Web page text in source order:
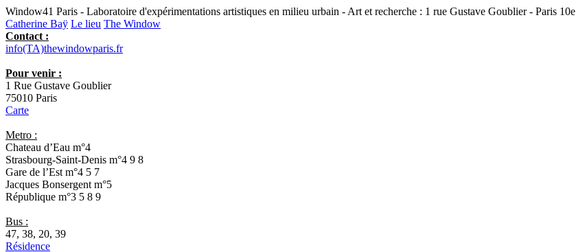
Window41 Paris - Laboratoire d'expérimentations artistiques en milieu urbain - Art et recherche : 1 rue Gustave Goublier - Paris 10e
Catherine Baÿ Le lieu The Window
Contact :
info(TA)thewindowparis.fr
Pour venir :
1 Rue Gustave Goublier
75010 Paris
Carte
Metro :
Chateau d’Eau m°4
Strasbourg-Saint-Denis m°4 9 8
Gare de l’Est m°4 5 7
Jacques Bonsergent m°5
République m°3 5 8 9
Bus :
47, 38, 20, 39
Résidence